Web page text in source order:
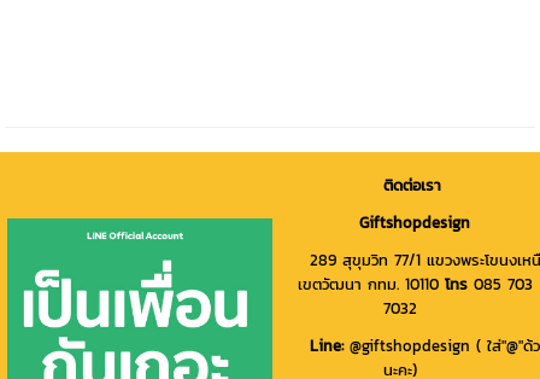
ติดต่อเรา
Giftshopdesign
289 สุขุมวิท 77/1 แขวงพระโขนงเห
เขตวัฒนา กทม. 10110โทร085 703
7032
Line: @giftshopdesign ( ใส่"@"ด้
นะคะ)